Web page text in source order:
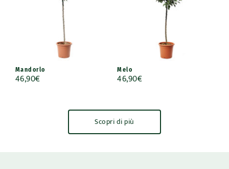
Mandorlo
46,90€
Melo
46,90€
Scopri di più